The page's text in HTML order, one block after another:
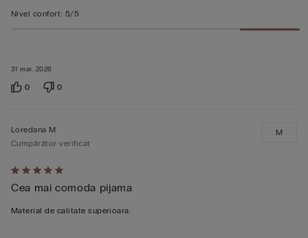
31 mar. 2026
Nivel confort: 5/5
0 0
Evaluat
5
din
Loredana M
Cumpărător verificat
Cea mai comoda pijama
Material de calitate superioara.
M